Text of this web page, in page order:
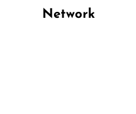
Network